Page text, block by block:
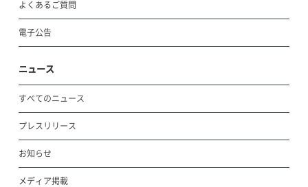
よくあるご質問
電子公告
ニュース
すべてのニュース
プレスリリース
お知らせ
メディア掲載